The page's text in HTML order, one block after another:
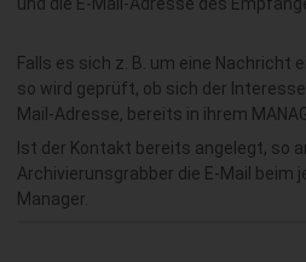
und die E-Mail-Adresse des
Falls es sich z. B. um eine Nachricht
so wird geprüft, ob sich der
Mail-Adresse, bereits in ihrem
Ist der Kontakt bereits angelegt, so
Archivierunsgrabber die E-Mail beim
Manager.